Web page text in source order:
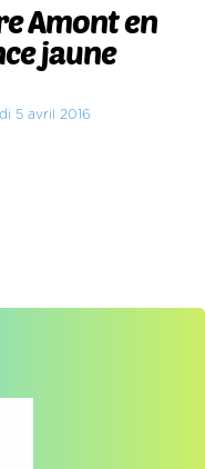
Amont en
jaune
5 avril 2016